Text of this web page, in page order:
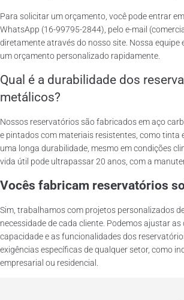
Para solicitar um orçamento, você pode entrar
WhatsApp (16-99795-2844), pelo e-mail
diretamente através do nosso site. Nossa equipe
um orçamento personalizado rapidamente.
Qual é a durabilidade dos
metálicos?
Nossos reservatórios são fabricados em aço
e pintados com materiais resistentes, como tinta
uma longa durabilidade, mesmo em condições
vida útil pode ultrapassar 20 anos, com a
Vocês fabricam reservatórios
Sim, trabalhamos com projetos personalizados
necessidade de cada cliente. Podemos ajustar as
capacidade e as funcionalidades dos
exigências específicas de qualquer setor, como
empresarial ou residencial.